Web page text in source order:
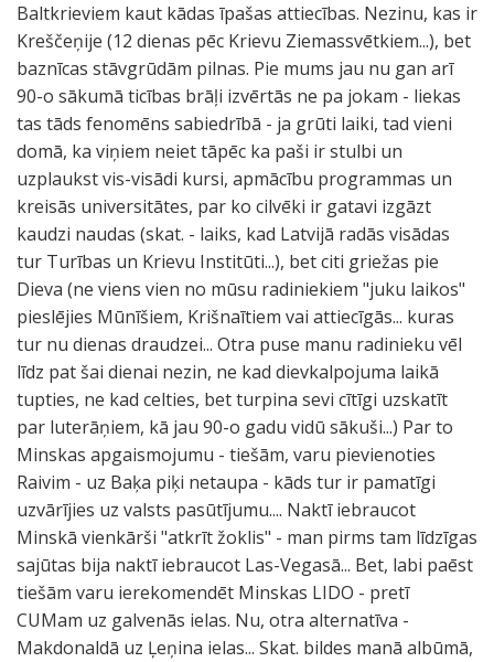
Baltkrieviem kaut kādas īpašas attiecības. Nezinu, kas ir
Kreščeņije (12 dienas pēc Krievu Ziemassvētkiem...), bet
baznīcas stāvgrūdām pilnas. Pie mums jau nu gan arī
90-o sākumā ticības brāļi izvērtās ne pa jokam - liekas
tas tāds fenomēns sabiedrībā - ja grūti laiki, tad vieni
domā, ka viņiem neiet tāpēc ka paši ir stulbi un
uzplaukst vis-visādi kursi, apmācību programmas un
kreisās universitātes, par ko cilvēki ir gatavi izgāzt
kaudzi naudas (skat. - laiks, kad Latvijā radās visādas
tur Turības un Krievu Institūti...), bet citi griežas pie
Dieva (ne viens vien no mūsu radiniekiem "juku laikos"
pieslējies Mūnīšiem, Krišnaītiem vai attiecīgās... kuras
tur nu dienas draudzei... Otra puse manu radinieku vēl
līdz pat šai dienai nezin, ne kad dievkalpojuma laikā
tupties, ne kad celties, bet turpina sevi cītīgi uzskatīt
par luterāņiem, kā jau 90-o gadu vidū sākuši...) Par to
Minskas apgaismojumu - tiešām, varu pievienoties
Raivim - uz Baķa piķi netaupa - kāds tur ir pamatīgi
uzvārījies uz valsts pasūtījumu.... Naktī iebraucot
Minskā vienkārši "atkrīt žoklis" - man pirms tam līdzīgas
sajūtas bija naktī iebraucot Las-Vegasā... Bet, labi paēst
tiešām varu ierekomendēt Minskas LIDO - pretī
CUMam uz galvenās ielas. Nu, otra alternatīva -
Makdonaldā uz Ļeņina ielas... Skat. bildes manā albūmā,